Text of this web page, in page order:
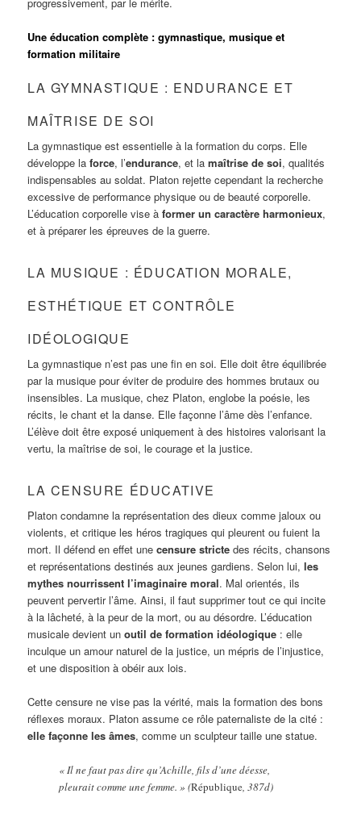
progressivement, par le mérite.
Une éducation complète : gymnastique, musique et
formation militaire
LA GYMNASTIQUE : ENDURANCE ET
MAÎTRISE DE SOI
La gymnastique est essentielle à la formation du corps. Elle
développe laforce, l’endurance, et lamaîtrise de soi, qualités
indispensables au soldat. Platon rejette cependant la recherche
excessive de performance physique ou de beauté corporelle.
L’éducation corporelle vise àformer un caractère harmonieux,
et à préparer les épreuves de la guerre.
LA MUSIQUE : ÉDUCATION MORALE,
ESTHÉTIQUE ET CONTRÔLE
IDÉOLOGIQUE
La gymnastique n’est pas une fin en soi. Elle doit être équilibrée
par la musique pour éviter de produire des hommes brutaux ou
insensibles. La musique, chez Platon, englobe la poésie, les
récits, le chant et la danse. Elle façonne l’âme dès l’enfance.
L’élève doit être exposé uniquement à des histoires valorisant la
vertu, la maîtrise de soi, le courage et la justice.
LA CENSURE ÉDUCATIVE
Platon condamne la représentation des dieux comme jaloux ou
violents, et critique les héros tragiques qui pleurent ou fuient la
mort. Il défend en effet unecensure stricte des récits, chansons
et représentations destinés aux jeunes gardiens. Selon lui,les
mythes nourrissent l’imaginaire moral. Mal orientés, ils
peuvent pervertir l’âme. Ainsi, il faut supprimer tout ce qui incite
à la lâcheté, à la peur de la mort, ou au désordre. L’éducation
musicale devient unoutil de formation idéologique : elle
inculque un amour naturel de la justice, un mépris de l’injustice,
et une disposition à obéir aux lois.
Cette censure ne vise pas la vérité, mais la formation des bons
réflexes moraux. Platon assume ce rôle paternaliste de la cité :
elle façonne les âmes, comme un sculpteur taille une statue.
« Il ne faut pas dire qu’Achille, fils d’une déesse,
pleurait comme une femme. » (République , 387d)